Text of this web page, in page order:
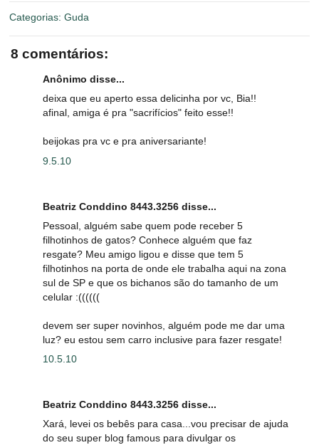
Categorias: Guda
8 comentários:
Anônimo disse...
deixa que eu aperto essa delicinha por vc, Bia!!
afinal, amiga é pra "sacrifícios" feito esse!!
beijokas pra vc e pra aniversariante!
9.5.10
Beatriz Conddino 8443.3256 disse...
Pessoal, alguém sabe quem pode receber 5
filhotinhos de gatos? Conhece alguém que faz
resgate? Meu amigo ligou e disse que tem 5
filhotinhos na porta de onde ele trabalha aqui na zona
sul de SP e que os bichanos são do tamanho de um
celular :((((((
devem ser super novinhos, alguém pode me dar uma
luz? eu estou sem carro inclusive para fazer resgate!
10.5.10
Beatriz Conddino 8443.3256 disse...
Xará, levei os bebês para casa...vou precisar de ajuda
do seu super blog famous para divulgar os